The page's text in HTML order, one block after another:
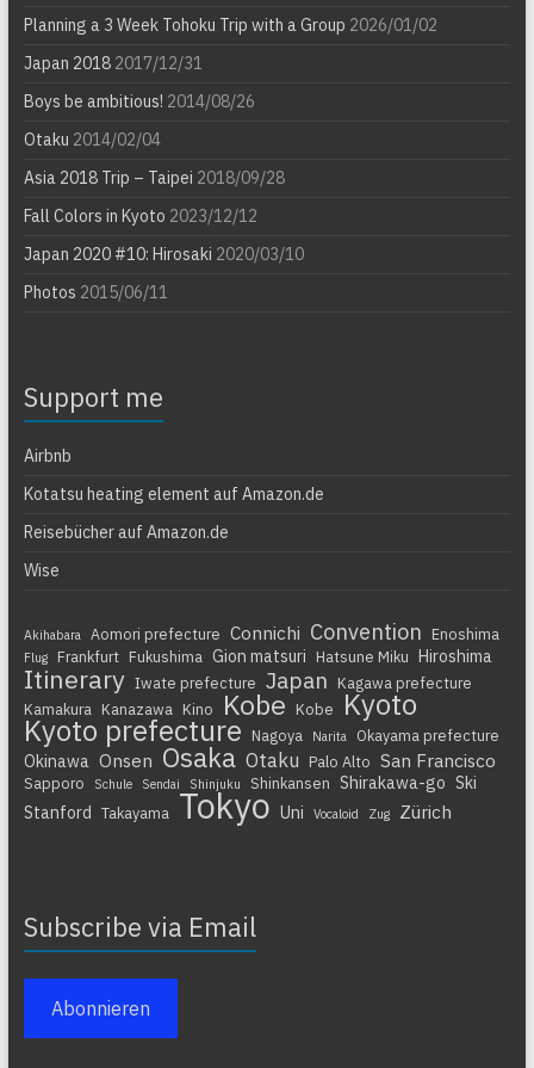
Planning a 3 Week Tohoku Trip with a Group 2026/01/02
Japan 20182017/12/31
Boys be ambitious! 2014/08/26
Otaku 2014/02/04
Asia 2018 Trip – Taipei 2018/09/28
Fall Colors in Kyoto 2023/12/12
Japan 2020 #10: Hirosaki 2020/03/10
Photos 2015/06/11
Support me
Airbnb
Kotatsu heating element auf Amazon.de
Reisebücher auf Amazon.de
Wise
Akihabara Aomori prefecture Connichi Convention Enoshima
Flug Frankfurt Fukushima Gion matsuri Hatsune Miku Hiroshima
Itinerary Iwate prefecture Japan
Kagawa prefecture
Kamakura
Kanazawa Kino Kobe Kobe Kyoto
Kyoto prefecture Nagoya Narita Okayama prefecture
Okinawa Onsen Osaka Otaku Palo Alto San Francisco
Sapporo Schule Sendai Shinjuku Shinkansen Shirakawa-go Ski
Stanford Takayama Tokyo Uni Vocaloid Zug Zürich
Subscribe via Email
Abonnieren